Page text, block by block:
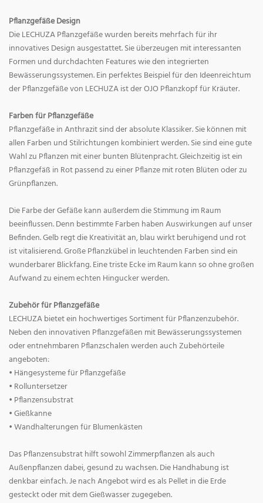
Pflanzgefäße Design
Die LECHUZA Pflanzgefäße wurden bereits mehrfach für ihr
innovatives Design ausgestattet. Sie überzeugen mit interessanten
Formen und durchdachten Features wie den integrierten
Bewässerungssystemen. Ein perfektes Beispiel für den Ideenreichtum
der Pflanzgefäße von LECHUZA ist der OJO Pflanzkopf für Kräuter.
Farben für Pflanzgefäße
Pflanzgefäße in Anthrazit sind der absolute Klassiker. Sie können mit
allen Farben und Stilrichtungen kombiniert werden. Sie sind eine gute
Wahl zu Pflanzen mit einer bunten Blütenpracht. Gleichzeitig ist ein
Pflanzgefäß in Rot passend zu einer Pflanze mit roten Blüten oder zu
Grünpflanzen.
Die Farbe der Gefäße kann außerdem die Stimmung im Raum
beeinflussen. Denn bestimmte Farben haben Auswirkungen auf unser
Befinden. Gelb regt die Kreativität an, blau wirkt beruhigend und rot
ist vitalisierend. Große Pflanzkübel in leuchtenden Farben sind ein
wunderbarer Blickfang. Eine triste Ecke im Raum kann so ohne großen
Aufwand zu einem echten Hingucker werden.
Zubehör für Pflanzgefäße
LECHUZA bietet ein hochwertiges Sortiment für Pflanzenzubehör.
Neben den innovativen Pflanzgefäßen mit Bewässerungssystemen
oder entnehmbaren Pflanzschalen werden auch Zubehörteile
angeboten:
• Hängesysteme für Pflanzgefäße
• Rolluntersetzer
• Pflanzensubstrat
• Gießkanne
• Wandhalterungen für Blumenkästen
Das Pflanzensubstrat hilft sowohl Zimmerpflanzen als auch
Außenpflanzen dabei, gesund zu wachsen. Die Handhabung ist
denkbar einfach. Je nach Angebot wird es als Pellet in die Erde
gesteckt oder mit dem Gießwasser zugegeben.